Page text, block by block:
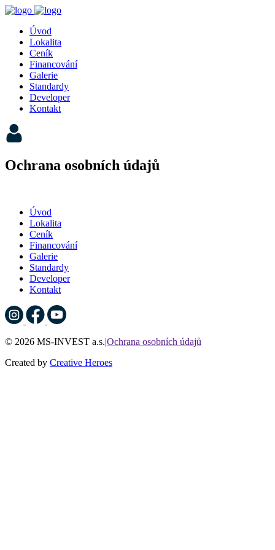
Úvod
Lokalita
Ceník
Financování
Galerie
Standardy
Developer
Kontakt
Ochrana osobních údajů
Úvod
Lokalita
Ceník
Financování
Galerie
Standardy
Developer
Kontakt
© 2026 MS-INVEST a.s.|Ochrana osobních údajů
Created by Creative Heroes